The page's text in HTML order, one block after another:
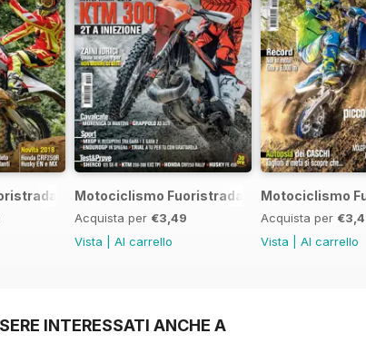
7 2017
Motociclismo Fuoristrada 6 2017
Acquista per €3,49
Vista
Al carrello
Motociclismo
Acquista per
Vista
Al carrello
INTERESSATI ANCHE A